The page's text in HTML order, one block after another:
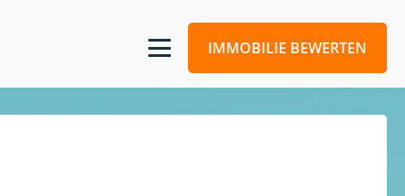
IMMOBILIE BEWERTEN